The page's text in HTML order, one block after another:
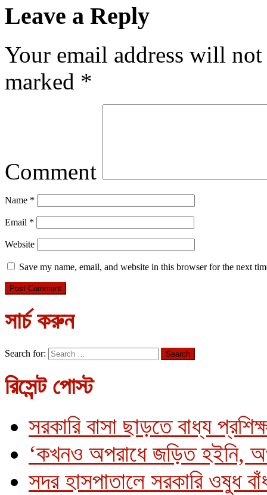
Leave a Reply
Your email address will
marked *
Comment
Name *
Email *
Website
Save my name, email, and website in this browser for the next
সার্চ করুন
Search for:
রিসেন্ট পোস্ট
সরকারি বাসা ছাড়তে বাধ্য
‘কখনও অপরাধে জড়িত হইনি,
সদর হাসপাতালে সরকারি ওষুধ